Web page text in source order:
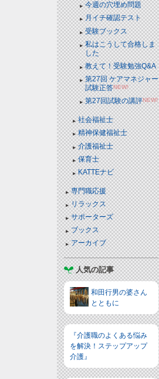
今週の穴埋め問題
月イチ確認テスト
受験ブックス
私はこうして合格しま
した
教えて！受験勉強Q&A
第27回 ケアマネジャー
試験正答NEW!
第27回試験の講評NEW!
社会福祉士
精神保健福祉士
介護福祉士
保育士
KATTEナビ
専門職応援
リラックス
サポーターズ
ブックス
アーカイブ
人気の記事
和田行男の婆さん
とともに
『介護職のよくある悩み
を解決！ステップアップ
介護』